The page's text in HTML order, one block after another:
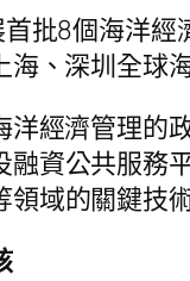
批8個海洋
、深圳全球
經濟管理
資公共服
領域的關鍵技